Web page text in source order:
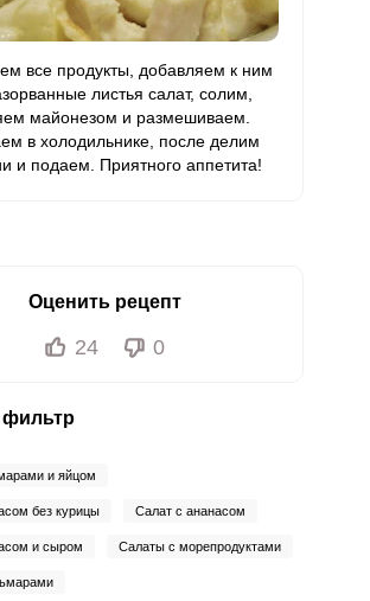
все продукты, добавляем к ним
листья салат, солим,
майонезом и размешиваем.
в холодильнике, после делим
и подаем. Приятного аппетита!
Оценить рецепт
24 0
и яйцом
без курицы Салат с ананасом
и сыром Салаты с морепродуктами